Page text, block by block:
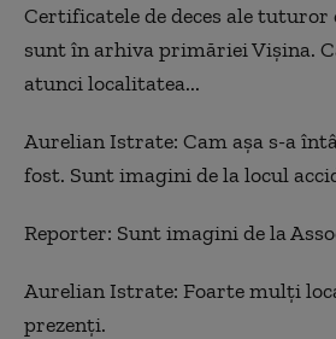
Certificatele de deces ale
sunt în arhiva primăriei Vișina.
atunci localitatea...
Aurelian Istrate: Cam așa s-a
fost. Sunt imagini de la locul
Reporter: Sunt imagini de la
Aurelian Istrate: Foarte mulți
prezenți.